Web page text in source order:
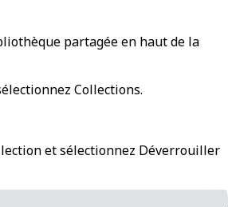
partagéeen haut de la
Collections.
et sélectionnez Déverrouiller